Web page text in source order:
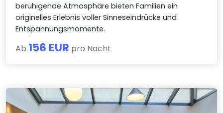
beruhigende Atmosphäre bieten Familien ein
originelles Erlebnis voller Sinneseindrücke und
Entspannungsmomente.
Ab 156 EUR pro Nacht